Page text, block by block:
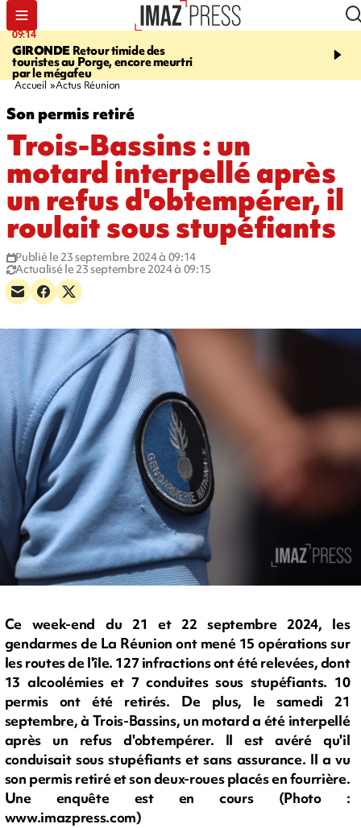
09:14
GIRONDE Retour timide des
touristes au Porge, encore meurtri
par le mégafeu
13:09
Des
font cinq morts en
Accueil Actus Réunion
Son permis retiré
Trois-Bassins : un
motard interpellé après
un refus d'obtempérer, il
roulait sous stupéfiants
Publié le 23 septembre 2024 à 09:14
Actualisé le 23 septembre 2024 à 09:15
Ce week-end du 21 et 22 septembre 2024, les
gendarmes de La Réunion ont mené 15 opérations sur
les routes de l'île. 127 infractions ont été relevées, dont
13 alcoolémies et 7 conduites sous stupéfiants. 10
permis ont été retirés. De plus, le samedi 21
septembre, à Trois-Bassins, un motard a été interpellé
après un refus d'obtempérer. Il est avéré qu'il
conduisait sous stupéfiants et sans assurance. Il a vu
son permis retiré et son deux-roues placés en fourrière.
Une enquête est en cours (Photo :
www.imazpress.com)